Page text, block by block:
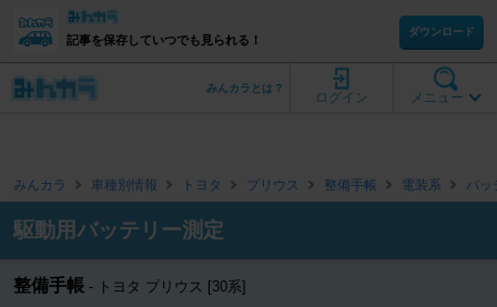
記事を保存していつでも見られる！
ダウンロード
メニュー
ログイン
みんカラとは？
みんカラ 車種別情報 トヨタ プリウス 整備手帳 電装系 バッ
駆動用バッテリー測定
整備手帳 トヨタ プリウス [30系]